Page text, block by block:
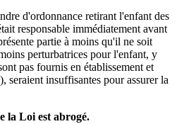
d'ordonnance retirant l'enfant des
responsable immédiatement avant
partie à moins qu'il ne soit
perturbatrices pour l'enfant, y
pas fournis en établissement et
seraient insuffisantes pour assurer la
la Loi est abrogé.